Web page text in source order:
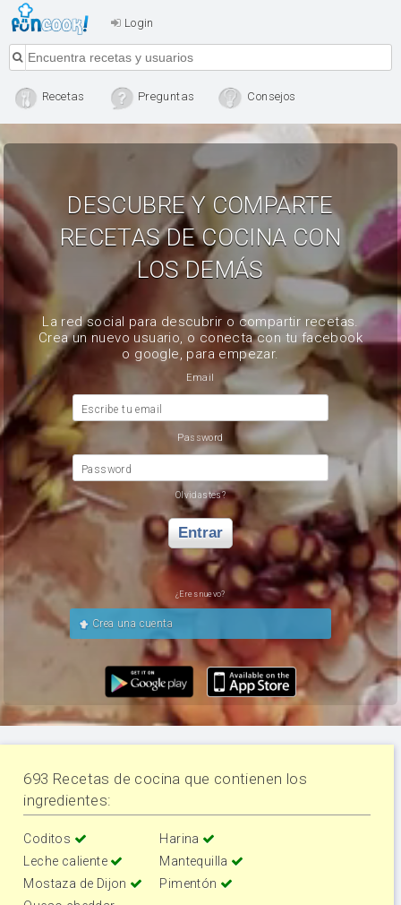
Login
Recetas Preguntas Consejos
DESCUBRE Y COMPARTE
RECETAS DE COCINA CON
LOS DEMÁS
La red social para descubrir o compartir recetas.
Crea un nuevo usuario, o conecta con tu facebook
o google, para empezar.
Email
Escribe tu email
Password
Password
Olvidastes?
Entrar
¿Eres nuevo?
Crea una cuenta
693 Recetas de cocina que contienen los
ingredientes:
Coditos
Harina
Leche caliente
Mantequilla
Mostaza de Dijon
Pimentón